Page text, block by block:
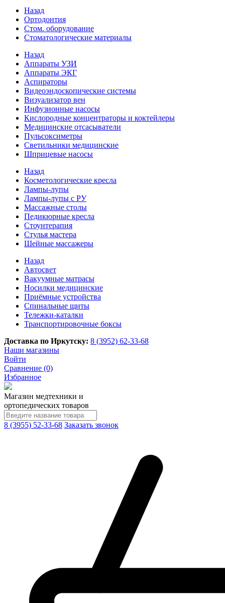
Назад
Ортодонтия
Стом. оборудование
Стоматологические материалы
Назад
Аппараты УЗИ
Аппараты ЭКГ
Аспираторы
Видеоэндоскопические системы
Визуализатор вен
Инфузионные насосы
Кислородные концентраторы и коктейлеры
Медицинские отсасыватели
Пульсоксиметры
Светильники медицинские
Шприцевые насосы
Назад
Косметологические кресла
Лампы-лупы
Лампы-лупы с РУ
Массажные столы
Педикюрные кресла
Стоунтерапия
Стулья мастера
Шейные массажеры
Назад
Автосвет
Вакуумные матрасы
Носилки медицинские
Приёмные устройства
Спинальные щиты
Тележки-каталки
Транспортировочные боксы
Доставка по Иркутску: 8 (3952) 62-33-68
Наши магазины
Войти
Сравнение (0)
Избранное
Магазин медтехники и
ортопедических товаров
8 (3955) 52-33-68 Заказать звонок